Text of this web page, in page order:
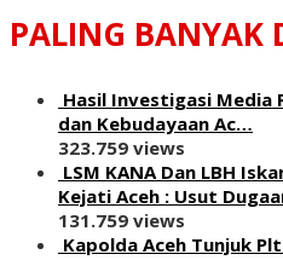
PALING BANYAK
Hasil Investigasi Media
dan Kebudayaan Ac…
323.759 views
LSM KANA Dan LBH
Kejati Aceh : Usut
131.759 views
Kapolda Aceh Tunjuk